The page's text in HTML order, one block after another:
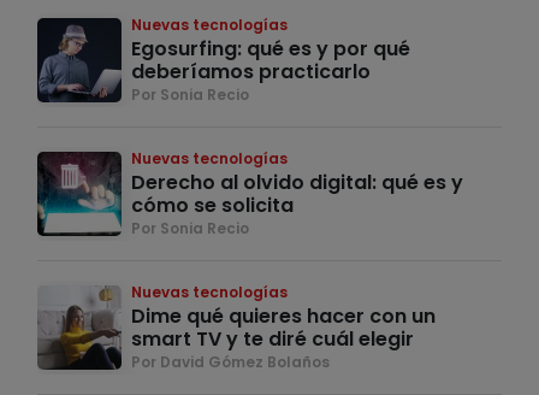
Nuevas tecnologías
Egosurfing: qué es y por qué
deberíamos practicarlo
Por Sonia Recio
Nuevas tecnologías
Derecho al olvido digital: qué es y
cómo se solicita
Por Sonia Recio
Nuevas tecnologías
Dime qué quieres hacer con un
smart TV y te diré cuál elegir
Por David Gómez Bolaños